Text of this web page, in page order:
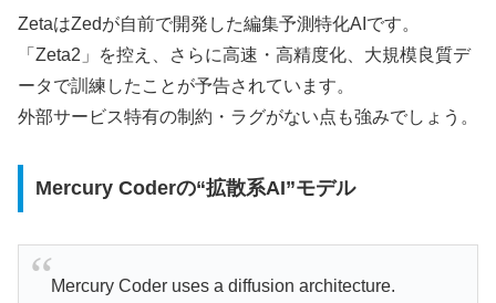
ZetaはZedが自前で開発した編集予測特化AIです。
「Zeta2」を控え、さらに高速・高精度化、大規模良質デ
ータで訓練したことが予告されています。
外部サービス特有の制約・ラグがない点も強みでしょう。
Mercury Coderの“拡散系AI”モデル
Mercury Coder uses a diffusion architecture.